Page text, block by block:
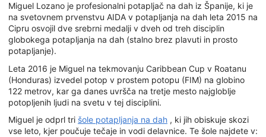
Miguel Lozano je profesionalni potapljač na dah iz Španije, ki je
na svetovnem prvenstvu AIDA v potapljanja na dah leta 2015 na
Cipru osvojil dve srebrni medalji v dveh od treh disciplin
globokega potapljanja na dah (stalno brez plavuti in prosto
potapljanje).
Leta 2016 je Miguel na tekmovanju Caribbean Cup v Roatanu
(Honduras) izvedel potop v prostem potopu (FIM) na globino
122 metrov, kar ga danes uvršča na tretje mesto najgloblje
potopljenih ljudi na svetu v tej disciplini.
Miguel je odprl tri šole potapljanja na dah , ki jih obiskuje skozi
vse leto, kjer poučuje tečaje in vodi delavnice. Te šole najdete v: